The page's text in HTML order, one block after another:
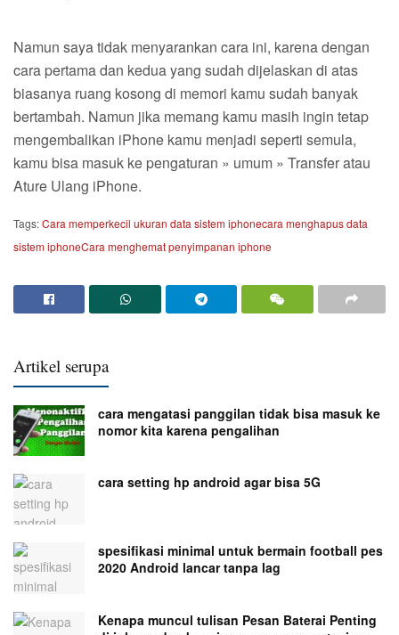
Namun saya tidak menyarankan cara ini, karena dengan
cara pertama dan kedua yang sudah dijelaskan di atas
biasanya ruang kosong di memori kamu sudah banyak
bertambah. Namun jika memang kamu masih ingin tetap
mengembalikan iPhone kamu menjadi seperti semula,
kamu bisa masuk ke pengaturan » umum » Transfer atau
Ature Ulang iPhone.
Tags:Cara memperkecil ukuran data sistem iphonecara menghapus data
sistem iphoneCara menghemat penyimpanan iphone
Artikel serupa
cara mengatasi panggilan tidak bisa masuk ke
nomor kita karena pengalihan
cara setting hp android agar bisa 5G
spesifikasi minimal untuk bermain football pes
2020 Android lancar tanpa lag
Kenapa muncul tulisan Pesan Baterai Penting